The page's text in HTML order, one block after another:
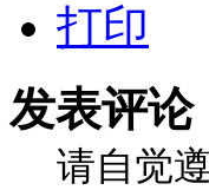
打印
发表评论
请自觉